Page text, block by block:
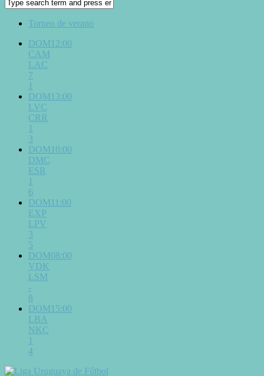
Torneo de verano
DOM12:00
CAM
LAC
7
1
DOM13:00
LVC
CRR
1
3
DOM10:00
DMC
ESR
1
6
DOM11:00
EXP
LPV
3
5
DOM08:00
VDK
LSM
-
8
DOM15:00
LBA
NKC
1
4